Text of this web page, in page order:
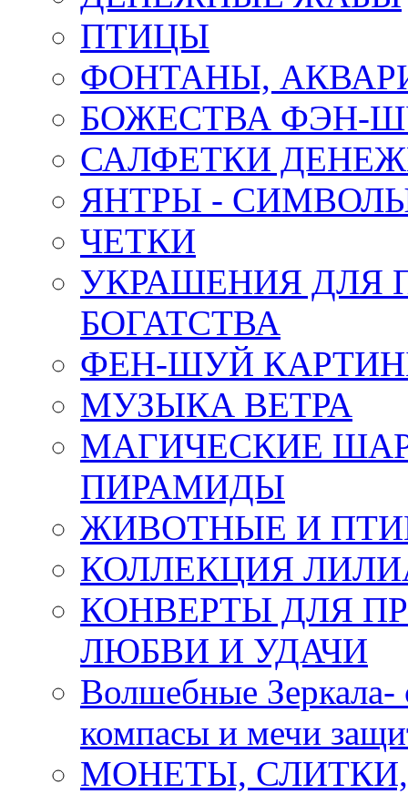
ПТИЦЫ
ФОНТАНЫ,
БОЖЕСТВА ФЭН-
САЛФЕТКИ
ЯНТРЫ -
ЧЕТКИ
УКРАШЕНИЯ ДЛЯ
БОГАТСТВА
ФЕН-ШУЙ
МУЗЫКА ВЕТРА
МАГИЧЕСКИЕ
ПИРАМИДЫ
ЖИВОТНЫЕ И
КОЛЛЕКЦИЯ
КОНВЕРТЫ ДЛЯ
ЛЮБВИ И УДАЧИ
Волшебные Зеркала-
компасы и мечи
МОНЕТЫ,